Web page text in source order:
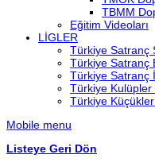
TBMM
Eğitim Videoları
LİGLER
Türkiye Satranç
Türkiye Satranç
Türkiye Satranç
Türkiye Kulüpler
Türkiye Küçükler
Mobile menu
Listeye Geri Dön